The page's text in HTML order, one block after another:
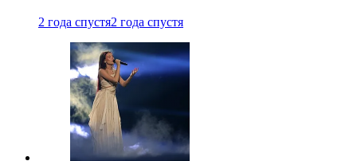
2 года спустя2 года спустя